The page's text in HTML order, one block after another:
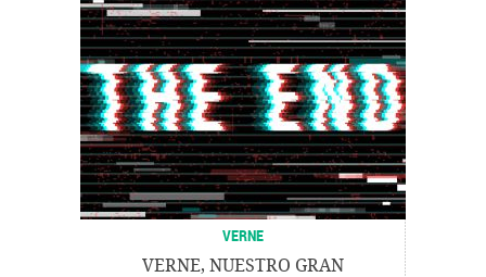
VERNE
VERNE, NUESTRO GRAN